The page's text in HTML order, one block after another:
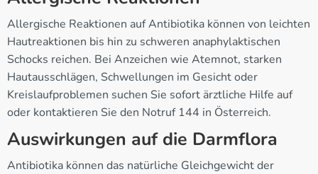
Allergische Reaktionen auf Antibiotika können von leichten
Hautreaktionen bis hin zu schweren anaphylaktischen
Schocks reichen. Bei Anzeichen wie Atemnot, starken
Hautausschlägen, Schwellungen im Gesicht oder
Kreislaufproblemen suchen Sie sofort ärztliche Hilfe auf
oder kontaktieren Sie den Notruf 144 in Österreich.
Auswirkungen auf die Darmflora
Antibiotika können das natürliche Gleichgewicht der